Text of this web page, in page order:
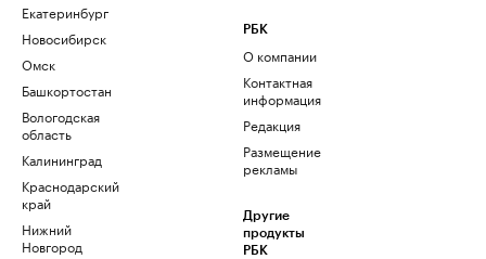
Екатеринбург
Новосибирск
Омск
Башкортостан
Вологодская
область
Калининград
Краснодарский
край
Нижний
Новгород
РБК
О компании
Контактная
информация
Редакция
Размещение
рекламы
Другие
продукты
РБК